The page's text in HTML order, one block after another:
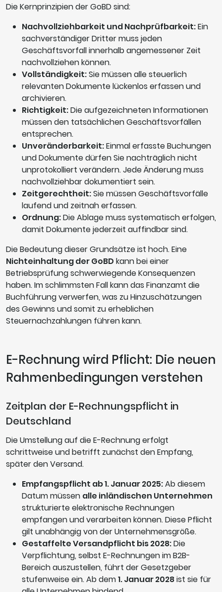
Die Kernprinzipien der GoBD sind:
Nachvollziehbarkeit und Nachprüfbarkeit:Ein
sachverständiger Dritter muss jeden
Geschäftsvorfall innerhalb angemessener Zeit
nachvollziehen können.
Vollständigkeit:Sie müssen alle steuerlich
relevanten Dokumente lückenlos erfassen und
archivieren.
Richtigkeit:Die aufgezeichneten Informationen
müssen den tatsächlichen Geschäftsvorfällen
entsprechen.
Unveränderbarkeit:Einmal erfasste Buchungen
und Dokumente dürfen Sie nachträglich nicht
unprotokolliert verändern. Jede Änderung muss
nachvollziehbar dokumentiert sein.
Zeitgerechtheit:Sie müssen Geschäftsvorfälle
laufend und zeitnah erfassen.
Ordnung:Die Ablage muss systematisch erfolgen,
damit Dokumente jederzeit auffindbar sind.
Die Bedeutung dieser Grundsätze ist hoch. Eine
Nichteinhaltung der GoBD kann bei einer
Betriebsprüfung schwerwiegende Konsequenzen
haben. Im schlimmsten Fall kann das Finanzamt die
Buchführung verwerfen, was zu Hinzuschätzungen
des Gewinns und somit zu erheblichen
Steuernachzahlungen führen kann.
E-Rechnung wird Pflicht: Die neuen
Rahmenbedingungen verstehen
Zeitplan der E-Rechnungspflicht in
Deutschland
Die Umstellung auf die E-Rechnung erfolgt
schrittweise und betrifft zunächst den Empfang,
später den Versand.
Empfangspflicht ab 1. Januar 2025:Ab diesem
Datum müssen alle inländischen Unternehmen
strukturierte elektronische Rechnungen
empfangen und verarbeiten können. Diese Pflicht
gilt unabhängig von der Unternehmensgröße.
Gestaffelte Versandpflicht bis 2028:Die
Verpflichtung, selbst E-Rechnungen im B2B-
Bereich auszustellen, führt der Gesetzgeber
stufenweise ein. Ab dem1. Januar 2028ist sie für